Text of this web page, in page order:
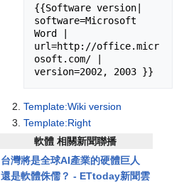
{{Software version|
software=Microsoft
Word |
url=http://office.micr
osoft.com/ |
version=2002, 2003 }}
Template:Wiki version
Template:Right
軟體 相關新聞聯播
台灣將是全球AI產業的硬體巨人
還是軟體侏儒？ - ETtoday新聞雲